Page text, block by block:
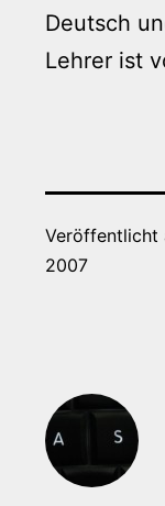
Deutsch
Lehrer ist
Veröffentlicht
2007